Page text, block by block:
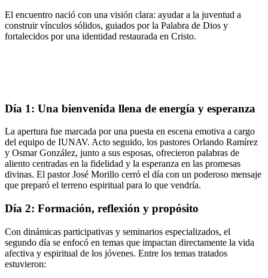
El encuentro nació con una visión clara: ayudar a la juventud a
construir vínculos sólidos, guiados por la Palabra de Dios y
fortalecidos por una identidad restaurada en Cristo.
Día 1: Una bienvenida llena de energía y esperanza
La apertura fue marcada por una puesta en escena emotiva a cargo
del equipo de IUNAV. Acto seguido, los pastores Orlando Ramírez
y Osmar González, junto a sus esposas, ofrecieron palabras de
aliento centradas en la fidelidad y la esperanza en las promesas
divinas. El pastor José Morillo cerró el día con un poderoso mensaje
que preparó el terreno espiritual para lo que vendría.
Día 2: Formación, reflexión y propósito
Con dinámicas participativas y seminarios especializados, el
segundo día se enfocó en temas que impactan directamente la vida
afectiva y espiritual de los jóvenes. Entre los temas tratados
estuvieron: